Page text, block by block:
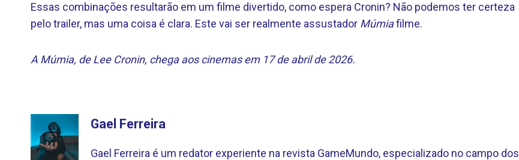
Essas combinações resultarão em um filme divertido, como espera Cronin? Não podemos ter certeza
pelo trailer, mas uma coisa é clara. Este vai ser realmente assustador Múmiafilme.
A Múmia, de Lee Cronin, chega aos cinemas em 17 de abril de 2026.
Gael Ferreira
Gael Ferreira é um redator experiente na revista GameMundo, especializado no campo dos